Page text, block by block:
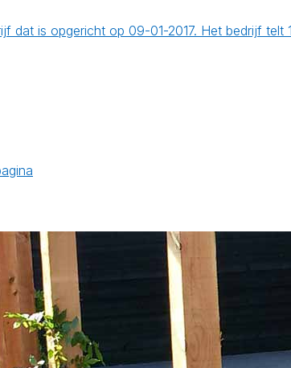
dat is opgericht op 09-01-2017. Het bedrijf